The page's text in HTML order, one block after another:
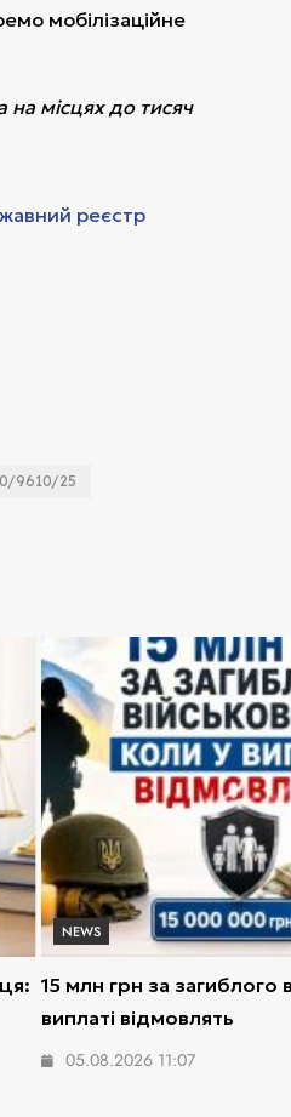
мобілізаційне
на місцях до тисяч
реєстр
9610/25
NEWS
15 млн грн за загиблого
виплаті відмовлять
05.08.2026 11:07